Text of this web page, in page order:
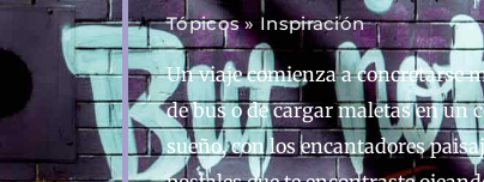
Tópicos» Inspiración
Un viaje comienza a concretarse
de bus o de cargar maletas en un
sueño, con los encantadores